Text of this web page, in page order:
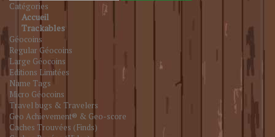
Catégories
Accueil
Trackables
Géocoins
Regular Géocoins
Large Géocoins
Editions Limitées
Name Tags
Micro Géocoins
Travel bugs & Travelers
Geo Achievement® & Geo-score
Caches Trouvées (Finds)